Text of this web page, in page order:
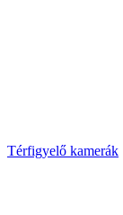
Térfigyelő kamerák